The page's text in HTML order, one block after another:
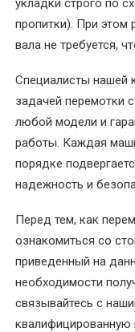
Перемотка
якоря
испытания
Ремонт
Ремонт
и
восстановление
коллектора
укладки строго по
пропитки). При этом
вала не требуется,
Специалисты нашей
задачей перемотки
любой модели и
работы. Каждая
порядке
надежность и
Перед тем, как
ознакомиться со
приведенный на
необходимости
связывайтесь с
квалифицированную